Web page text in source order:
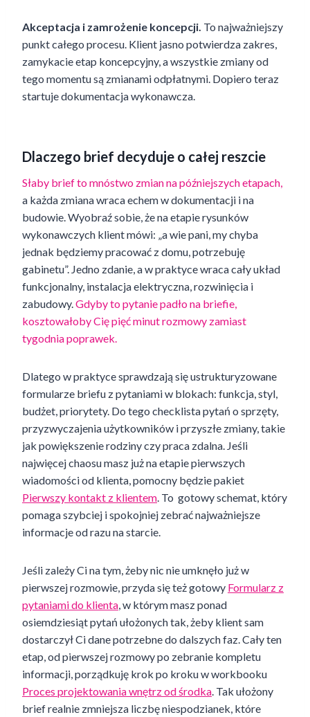
Akceptacja i zamrożenie koncepcji. To najważniejszy
punkt całego procesu. Klient jasno potwierdza zakres,
zamykacie etap koncepcyjny, a wszystkie zmiany od
tego momentu są zmianami odpłatnymi. Dopiero teraz
startuje dokumentacja wykonawcza.
Dlaczego brief decyduje o całej reszcie
Słaby brief to mnóstwo zmian na późniejszych etapach,
a każda zmiana wraca echem w dokumentacji i na
budowie. Wyobraź sobie, że na etapie rysunków
wykonawczych klient mówi: „a wie pani, my chyba
jednak będziemy pracować z domu, potrzebuję
gabinetu”. Jedno zdanie, a w praktyce wraca cały układ
funkcjonalny, instalacja elektryczna, rozwinięcia i
zabudowy. Gdyby to pytanie padło na briefie,
kosztowałoby Cię pięć minut rozmowy zamiast
tygodnia poprawek.
Dlatego w praktyce sprawdzają się ustrukturyzowane
formularze briefu z pytaniami w blokach: funkcja, styl,
budżet, priorytety. Do tego checklista pytań o sprzęty,
przyzwyczajenia użytkowników i przyszłe zmiany, takie
jak powiększenie rodziny czy praca zdalna. Jeśli
najwięcej chaosu masz już na etapie pierwszych
wiadomości od klienta, pomocny będzie pakiet
Pierwszy kontakt z klientem . To gotowy schemat, który
pomaga szybciej i spokojniej zebrać najważniejsze
informacje od razu na starcie.
Jeśli zależy Ci na tym, żeby nic nie umknęło już w
pierwszej rozmowie, przyda się też gotowy Formularz z
pytaniami do klienta , w którym masz ponad
osiemdziesiąt pytań ułożonych tak, żeby klient sam
dostarczył Ci dane potrzebne do dalszych faz. Cały ten
etap, od pierwszej rozmowy po zebranie kompletu
informacji, porządkuję krok po kroku w workbooku
Proces projektowania wnętrz od środka . Tak ułożony
brief realnie zmniejsza liczbę niespodzianek, które